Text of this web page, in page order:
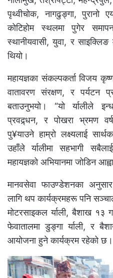
पृथ्वीचोक, नागढुङ्गा, पुरानो
कोटिहोम स्थलमा पुगेर
स्थानीयवासी, युवा, र
थियो।
महायज्ञका संकल्पकर्ता विजय
वातावरण संरक्षण, र पर्यटन
बताउनुभयो। “यो र्यालीले
प्रवद्र्धन, र पोखरा भ्रमण
पु¥याउने हाम्रो लक्ष्यलाई
उहाँले र्यालीमा सहभागी
महायज्ञको अभियानमा जोडिन
मानवसेवा फाउण्डेशनका
लागि थप कार्यक्रमहरू पनि
मोटरसाइकल र्याली, बैशाख १३
फेवातालमा डुङ्गा र्याली, र
आयोजना हुने कार्यक्रम रहेको छ।